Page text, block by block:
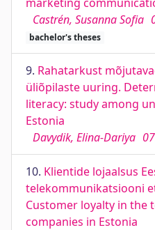
Castrén, Susanna Sofia
bachelor's theses
9. Rahatarkust
üliõpilaste uuring.
literacy: study among
Estonia
Davydik, Elina-Dariya
10. Klientide lojaalsus
telekommunikatsiooni
Customer loyalty in the
companies in Estonia